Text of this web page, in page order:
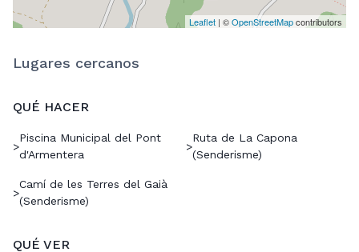
Leaflet | ©OpenStreetMapcontributors
Lugares cercanos
QUÉ HACER
>
Piscina Municipal del Pont
d'Armentera
>
Ruta de La Capona
(Senderisme)
>
Camí de les Terres del Gaià
(Senderisme)
QUÉ VER